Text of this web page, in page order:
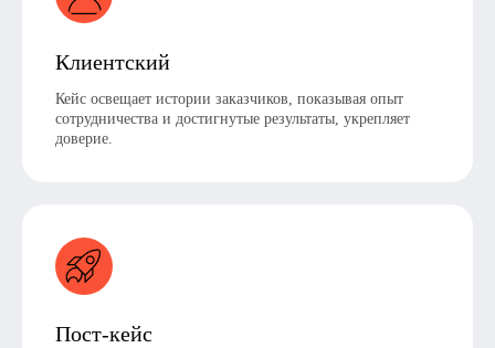
Клиентский
Кейс освещает истории заказчиков, показывая опыт
сотрудничества и достигнутые результаты, укрепляет
доверие.
Пост-кейс